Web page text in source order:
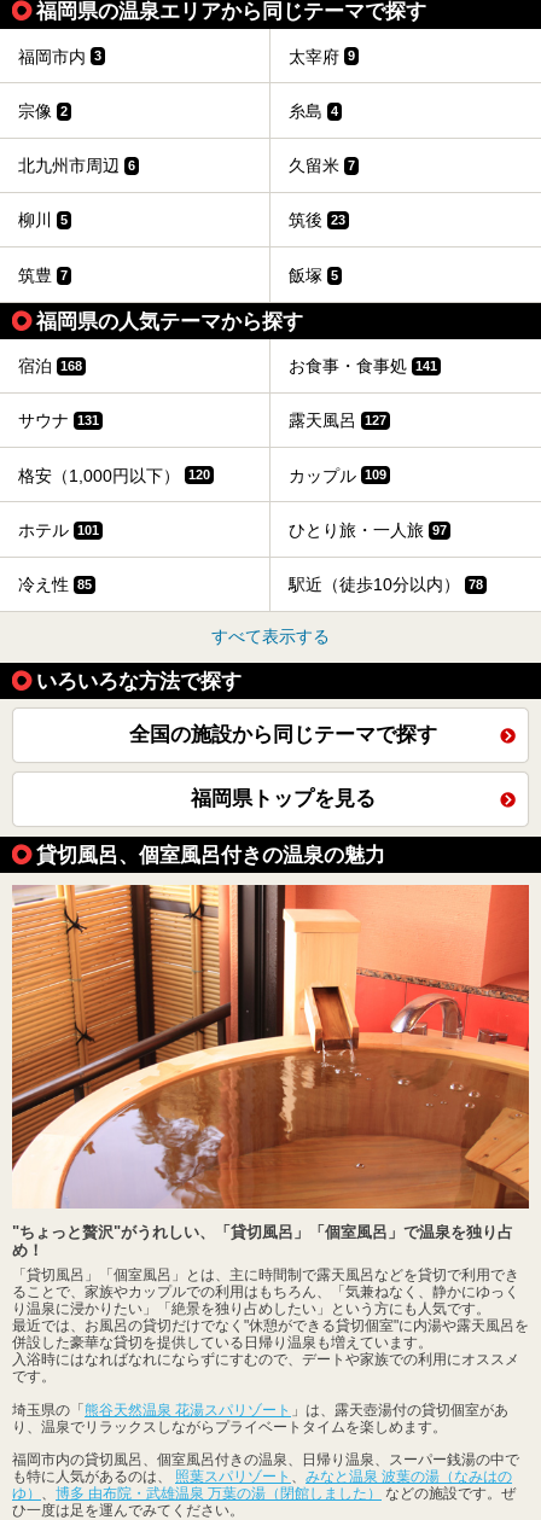
福岡県の温泉エリアから同じテーマで探す
福岡市内 3 太宰府 9
宗像 2 糸島 4
北九州市周辺 6 久留米 7
柳川 5 筑後 23
筑豊 7 飯塚 5
福岡県の人気テーマから探す
宿泊 168 お食事・食事処 141
サウナ 131 露天風呂 127
格安（1,000円以下） 120 カップル 109
ホテル 101 ひとり旅・一人旅 97
冷え性 85 駅近（徒歩10分以内） 78
すべて表示する
いろいろな方法で探す
全国の施設から同じテーマで探す
福岡県トップを見る
貸切風呂、個室風呂付きの温泉の魅力
"ちょっと贅沢"がうれしい、「貸切風呂」「個室風呂」で温泉を独り占
め！
「貸切風呂」「個室風呂」とは、主に時間制で露天風呂などを貸切で利用でき
ることで、家族やカップルでの利用はもちろん、「気兼ねなく、静かにゆっく
り温泉に浸かりたい」「絶景を独り占めしたい」という方にも人気です。
最近では、お風呂の貸切だけでなく"休憩ができる貸切個室"に内湯や露天風呂を
併設した豪華な貸切を提供している日帰り温泉も増えています。
入浴時にはなればなれにならずにすむので、デートや家族での利用にオススメ
です。
埼玉県の「熊谷天然温泉 花湯スパリゾート 」は、露天壺湯付の貸切個室があ
り、温泉でリラックスしながらプライベートタイムを楽しめます。
福岡市内の貸切風呂、個室風呂付きの温泉、日帰り温泉、スーパー銭湯の中で
も特に人気があるのは、 照葉スパリゾート
みなと温泉 波葉の湯（なみはの
ゆ）
博多 由布院・武雄温泉 万葉の湯（閉館しました）
などの施設です。ぜ
ひ一度は足を運んでみてください。